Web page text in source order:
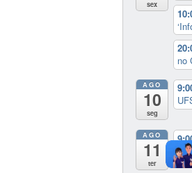
sex
no
AGO
10
seg
AGO
11
ter